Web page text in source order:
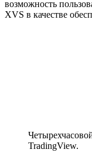
возможность
XVS в качестве
TradingView.